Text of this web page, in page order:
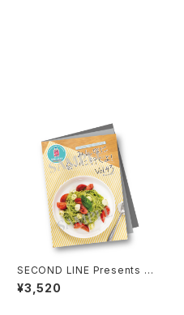
SECOND LINE Presents み
んなに会いに行くよ! 第43回 in
静岡 パンフレット
¥3,520